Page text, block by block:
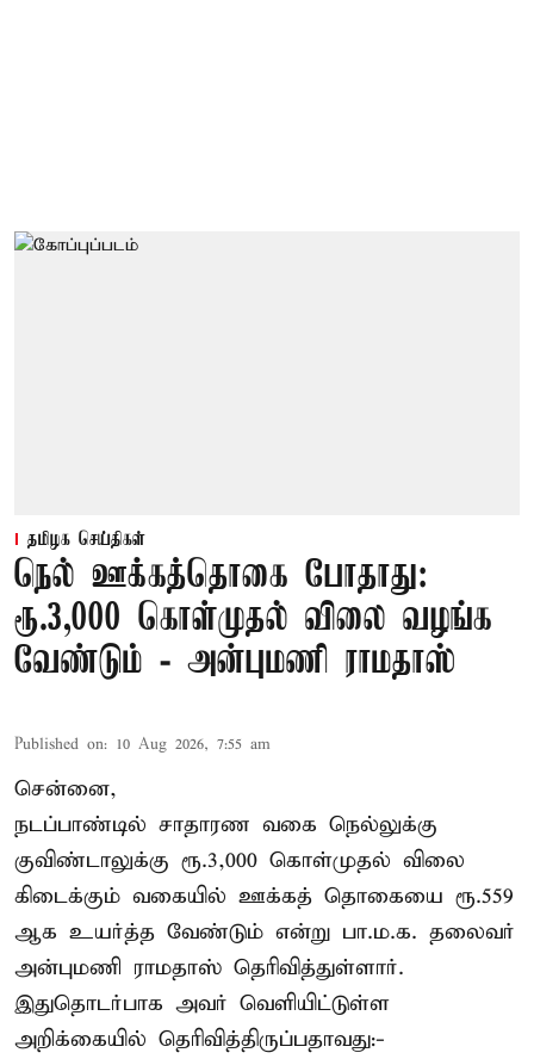
தமிழக செய்திகள்
நெல் ஊக்கத்தொகை போதாது:
ரூ.3,000 கொள்முதல் விலை வழங்க
வேண்டும் - அன்புமணி ராமதாஸ்
Published on: 10 Aug 2026, 7:55 am
சென்னை,
நடப்பாண்டில் சாதாரண வகை நெல்லுக்கு
குவிண்டாலுக்கு ரூ.3,000 கொள்முதல் விலை
கிடைக்கும் வகையில் ஊக்கத் தொகையை ரூ.559
ஆக உயர்த்த வேண்டும் என்று பா.ம.க. தலைவர்
அன்புமணி ராமதாஸ் தெரிவித்துள்ளார்.
இதுதொடர்பாக அவர் வெளியிட்டுள்ள
அறிக்கையில் தெரிவித்திருப்பதாவது:-